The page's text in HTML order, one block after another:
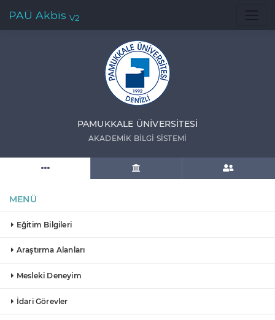
PAÜ Akbis V2
PAMUKKALE ÜNIVERSITESI
AKADEMIK BILGI SISTEMI
MENÜ
Eğitim Bilgileri
Araştırma Alanları
Mesleki Deneyim
İdari Görevler